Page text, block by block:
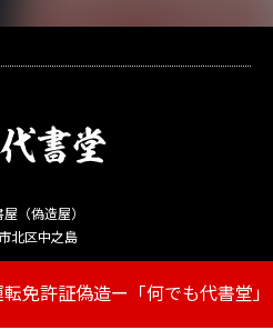
（偽造屋）
北区中之島
免許証偽造ー「何でも代書堂」